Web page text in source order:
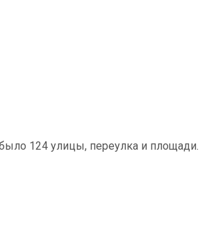
124 улицы, переулка и площади.